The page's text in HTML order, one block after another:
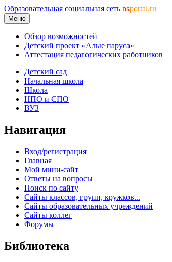
Образовательная социальная сеть nsportal.ru
Меню
Обзор возможностей
Детский проект «Алые паруса»
Аттестация педагогических работников
Детский сад
Начальная школа
Школа
НПО и СПО
ВУЗ
Навигация
Вход/регистрация
Главная
Мой мини-сайт
Ответы на вопросы
Поиск по сайту
Сайты классов, групп, кружков...
Сайты образовательных учреждений
Сайты коллег
Форумы
Библиотека